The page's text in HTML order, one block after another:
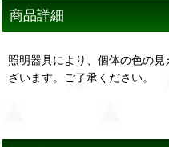
商品詳細
照明器具により、個体の色の
ざいます。ご了承ください。